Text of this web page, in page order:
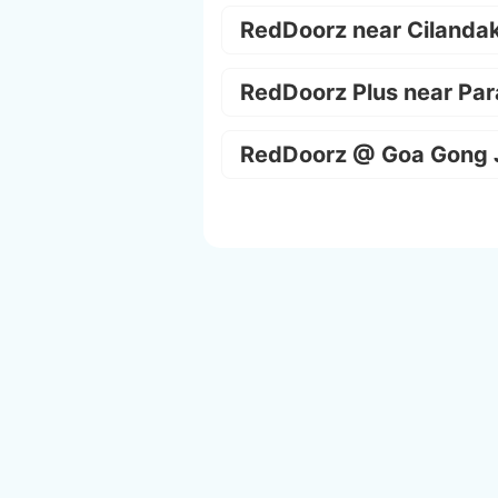
RedDoorz near
RedDoorz Plus near
RedDoorz @ Goa